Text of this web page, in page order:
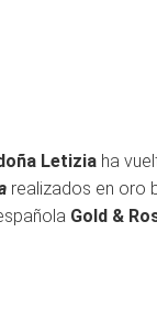
Letizia ha
realizados en oro
Gold &